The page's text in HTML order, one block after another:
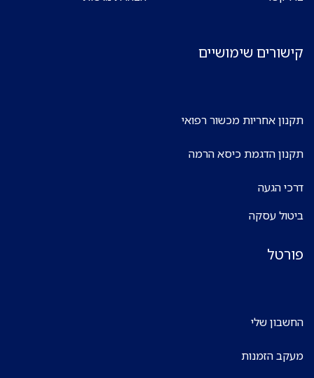
קישורים שימושיים
תקנון אחריות מכשור רפואי
תקנון הדגמת כיסא הרמה
דרכי הגעה
ביטול עסקה
פורטל
החשבון שלי
מעקב הזמנות